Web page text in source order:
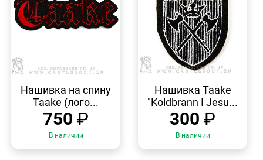
ПРОСМОТР
Нашивка на спину
Taake (лого...
750 ₽
В наличии
ПРОСМОТР
Нашивка Taake
"Koldbrann I Jesu...
300 ₽
В наличии